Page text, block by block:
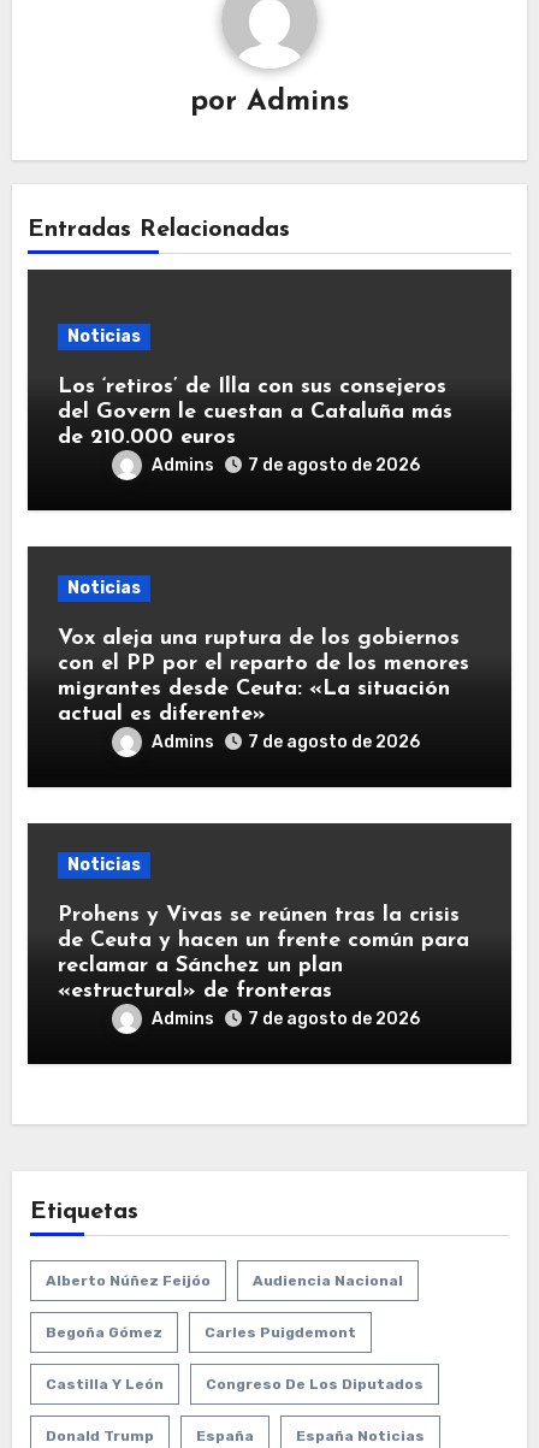
por Admins
Entradas Relacionadas
Noticias
Los ‘retiros’ de Illa con sus consejeros
del Govern le cuestan a Cataluña más
de 210.000 euros
Admins 7 de agosto de 2026
Noticias
Vox aleja una ruptura de los gobiernos
con el PP por el reparto de los menores
migrantes desde Ceuta: «La situación
actual es diferente»
Admins 7 de agosto de 2026
Noticias
Prohens y Vivas se reúnen tras la crisis
de Ceuta y hacen un frente común para
reclamar a Sánchez un plan
«estructural» de fronteras
Admins 7 de agosto de 2026
Etiquetas
Alberto Núñez Feijóo Audiencia Nacional
Begoña Gómez Carles Puigdemont
Castilla Y León Congreso De Los Diputados
Donald Trump España España Noticias